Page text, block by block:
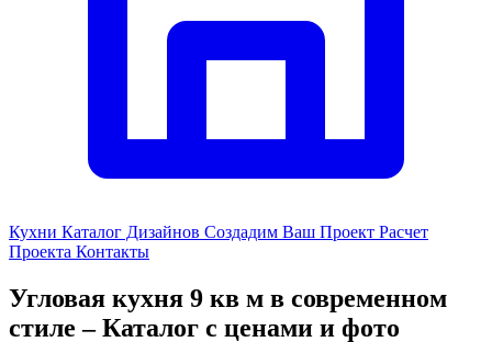
Кухни Каталог Дизайнов Создадим Ваш Проект Расчет
Проекта Контакты
Угловая кухня 9 кв м в современном
стиле – Каталог с ценами и фото